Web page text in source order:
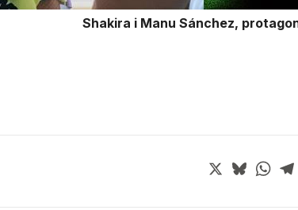
Shakira i Manu Sánchez,
X Bluesky